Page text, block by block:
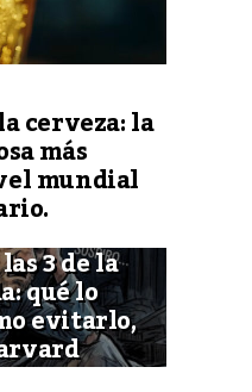
cerveza: la
más
mundial
3 de la
qué lo
evitarlo,